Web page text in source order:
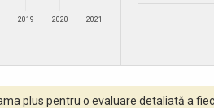
2019 2020 2021
plus pentru o evaluare detaliată a